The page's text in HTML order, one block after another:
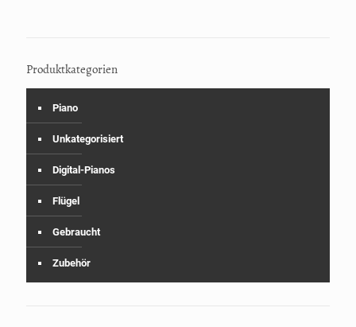
Produktkategorien
Piano
Unkategorisiert
Digital-Pianos
Flügel
Gebraucht
Zubehör